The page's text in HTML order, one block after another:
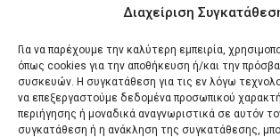
Διαχείριση
Για να παρέχουμε την καλύτερη εμπειρία,
όπως cookies για την αποθήκευση ή/και την
συσκευών. Η συγκατάθεση για τις εν λόγω
να επεξεργαστούμε δεδομένα προσωπικού
περιήγησης ή μοναδικά αναγνωριστικά σε αυτόν
συγκατάθεση ή η ανάκληση της συγκατάθεσης,
© 2026 Santonews - Όλα
τα δικαιώματα
κατοχυρωμένα.